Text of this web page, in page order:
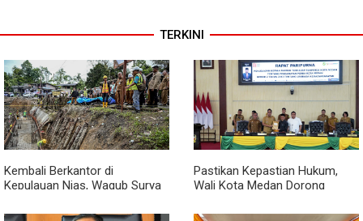
TERKINI
Kembali Berkantor di
Kepulauan Nias, Wagub Surya
Pemprov Sumut Berjalan
Pastikan Kepastian Hukum,
Wali Kota Medan Dorong
Kemasyarakatan